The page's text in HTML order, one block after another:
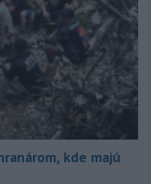
kde majú